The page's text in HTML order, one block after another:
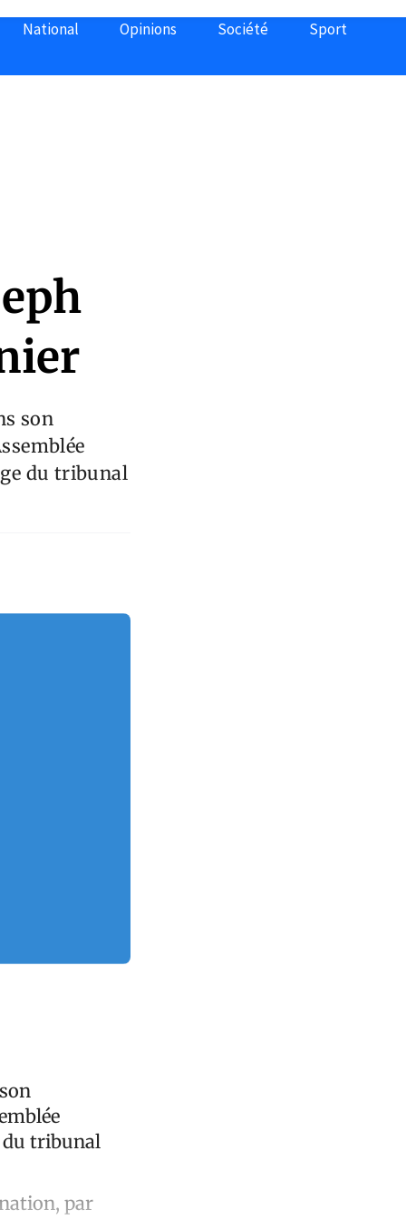
National Opinions Société Sport
son
du tribunal
du tribunal
par